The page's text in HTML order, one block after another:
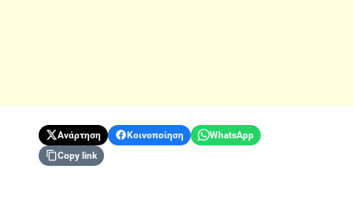
Ανάρτηση Κοινοποίηση
WhatsApp
Copy link